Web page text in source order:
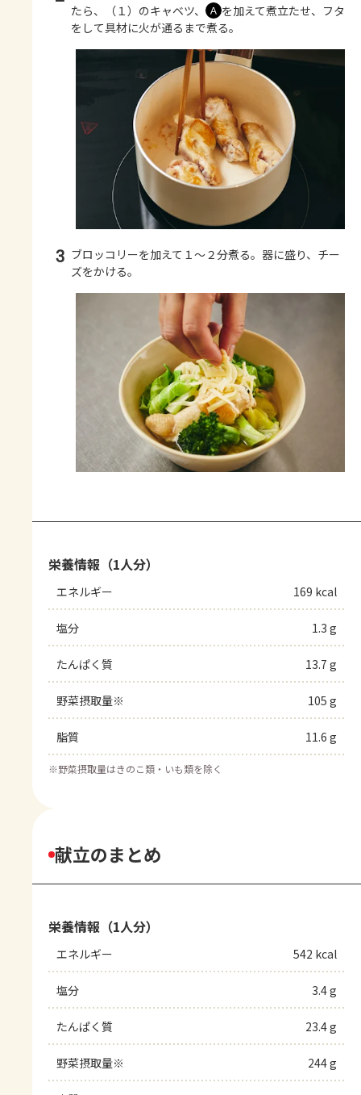
たら、（１）のキャベツ、
Ａ を加えて煮立たせ、フタ
をして具材に火が通るまで煮る。
3 ブロッコリーを加えて１～２分煮る。器に盛り、チー
ズをかける。
栄養情報（1人分）
エネルギー 169 kcal
塩分 1.3 g
たんぱく質 13.7 g
野菜摂取量※ 105 g
脂質 11.6 g
※野菜摂取量はきのこ類・いも類を除く
献立のまとめ
栄養情報（1人分）
エネルギー 542 kcal
塩分 3.4 g
たんぱく質 23.4 g
野菜摂取量※ 244 g